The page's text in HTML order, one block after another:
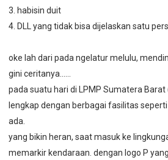
Cara Dial PPPoE di
Pembahasan Soal
Cara mengubah fungsi
3. habisin duit
4. DLL yang tidak bisa dijelaskan satu
oke lah dari pada ngelatur melulu,
gini ceritanya......
pada suatu hari di LPMP Sumatera
lengkap dengan berbagai fasilitas
ada.
yang bikin heran, saat masuk ke
memarkir kendaraan. dengan logo P